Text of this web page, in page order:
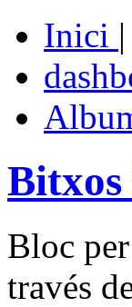
Inici |
Bloc
través